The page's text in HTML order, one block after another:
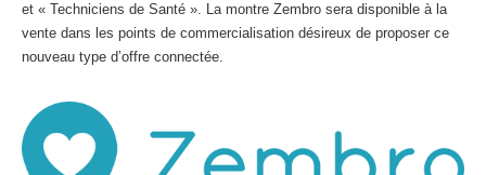
et « Techniciens de Santé ». La montre Zembro sera disponible à la
vente dans les points de commercialisation désireux de proposer ce
nouveau type d’offre connectée.